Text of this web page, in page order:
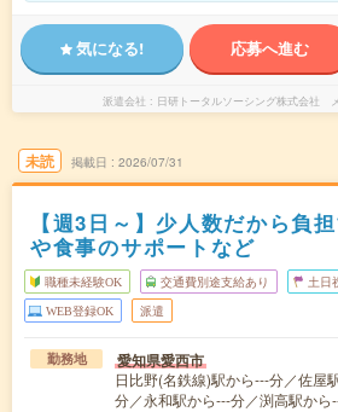
気になる! 応募へ進む
派遣会社 日研トータルソーシング株式会社
未読 掲載日 2026/07/31
【週3日～】少人数だから負
や食事のサポートなど
職種未経験OK 交通費別途支給あり 土日
WEB登録OK 派遣
勤務地 愛知県愛西市
日比野(名鉄線)駅から---分／佐屋
分／永和駅から---分／渕高駅から